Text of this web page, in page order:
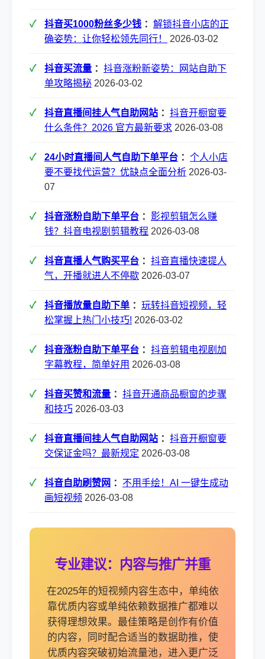
抖音买1000粉丝多少钱 ： 解锁抖音小店的正
确姿势：让你轻松领先同行！
2026-03-02
抖音买流量 ： 抖音涨粉新姿势：网站自助下
单攻略揭秘 2026-03-02
抖音直播间挂人气自助网站 ： 抖音开橱窗要
什么条件？2026 官方最新要求 2026-03-08
24小时直播间人气自助下单平台 ： 个人小店
要不要找代运营？优缺点全面分析 2026-03-
07
抖音涨粉自助下单平台 ： 影视剪辑怎么赚
钱？抖音电视剧剪辑教程 2026-03-08
抖音直播人气购买平台 ： 抖音直播快速提人
气，开播就进人不停歇 2026-03-07
抖音播放量自助下单 ： 玩转抖音短视频，轻
松掌握上热门小技巧! 2026-03-02
抖音涨粉自助下单平台 ： 抖音剪辑电视剧加
字幕教程，简单好用 2026-03-08
抖音买赞和流量 ： 抖音开通商品橱窗的步骤
和技巧 2026-03-03
抖音直播间挂人气自助网站 ： 抖音开橱窗要
交保证金吗？最新规定 2026-03-08
抖音自助刷赞网 ： 不用手绘！AI 一键生成动
画短视频 2026-03-08
专业建议：内容与推广并重
在2025年的短视频内容生态中，单纯依
靠优质内容或单纯依赖数据推广都难以
获得理想效果。最佳策略是创作有价值
的内容，同时配合适当的数据助推，使
优质内容突破初始流量池，进入更广泛